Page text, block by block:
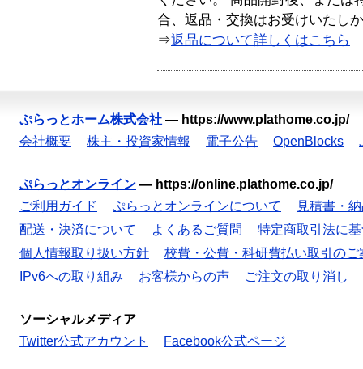
合、返品・交換はお受けいたし
⇒返品について詳しくはこちら
ぷらっとホーム株式会社 — https://www.plathome.co.jp/
会社概要
株主・投資家情報 電子公告 OpenBlocks
ぷらっとオンライン — https://online.plathome.co.jp/
ご利用ガイド
ぷらっとオンラインについて
見積書・
配送・決済について
よくあるご質問
特定商取引法に
個人情報取り扱い方針
校費・公費・科研費払い取引のご
IPv6への取り組み
お客様からの声 ご注文の取り消し
ソーシャルメディア
Twitter公式アカウント
Facebook公式ページ